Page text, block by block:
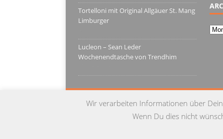
Tortelloni mit Original Allgäuer St. Mang
Limburger
Lucleon – Sean Leder
Wochenendtasche von Trendhim
Wir verarbeiten Informationen über
Wenn Du dies nicht